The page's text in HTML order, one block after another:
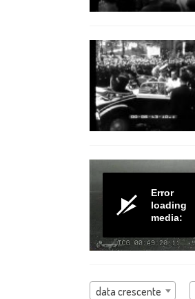
Error
loading
media:
data crescente